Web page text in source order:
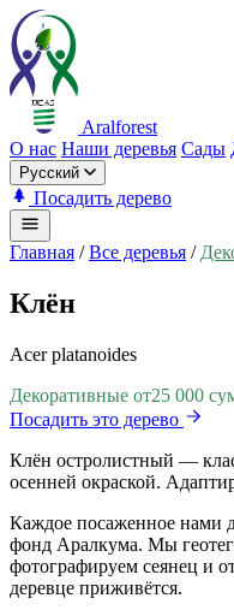
Aralforest
О нас Наши деревья Сады
Русский
Посадить дерево
Главная / Все деревья /
Клён
Acer platanoides
Декоративные от25 000
Посадить это дерево
Клён остролистный —
осенней окраской.
Каждое посаженное нами
фонд Аралкума. Мы
фотографируем сеянец и
деревце приживётся.